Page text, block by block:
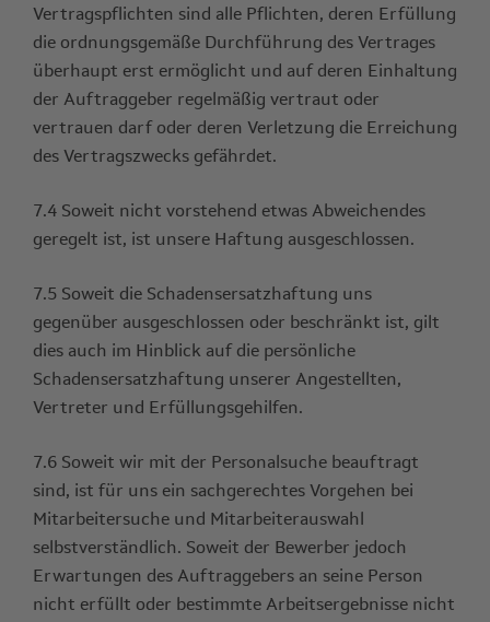
Vertragspflichten sind alle Pflichten, deren Erfüllung
die ordnungsgemäße Durchführung des Vertrages
überhaupt erst ermöglicht und auf deren Einhaltung
der Auftraggeber regelmäßig vertraut oder
vertrauen darf oder deren Verletzung die Erreichung
des Vertragszwecks gefährdet.
7.4 Soweit nicht vorstehend etwas Abweichendes
geregelt ist, ist unsere Haftung ausgeschlossen.
7.5 Soweit die Schadensersatzhaftung uns
gegenüber ausgeschlossen oder beschränkt ist, gilt
dies auch im Hinblick auf die persönliche
Schadensersatzhaftung unserer Angestellten,
Vertreter und Erfüllungsgehilfen.
7.6 Soweit wir mit der Personalsuche beauftragt
sind, ist für uns ein sachgerechtes Vorgehen bei
Mitarbeitersuche und Mitarbeiterauswahl
selbstverständlich. Soweit der Bewerber jedoch
Erwartungen des Auftraggebers an seine Person
nicht erfüllt oder bestimmte Arbeitsergebnisse nicht